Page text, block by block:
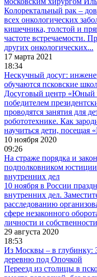
Колоректальный рак –
всех онкологических
кишечника, толстой и
частоте встречаемости.
других онкологических...
17 марта 2021
18:34
Нескучный досуг:
обучаются псковские
Досуговый центр «Юный
победителем
проводятся занятия для
робототехнике. Как
научиться дети, посещая
10 ноября 2020
09:26
На страже порядка и
подполковником
внутренних дел
10 ноября в России
внутренних дел.
расследованию
сфере незаконного
личности и
29 августа 2020
18:53
Из Москвы – в глубинку:
деревню под Опочкой
Переезд из столицы в